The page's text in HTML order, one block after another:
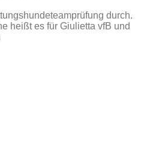
durch.
heißt es für Giulietta vfB und